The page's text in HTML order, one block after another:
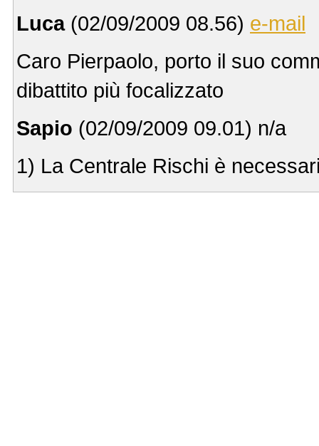
Luca(02/09/2009 08.56) e-mail
Caro Pierpaolo, porto il suo
dibattito più focalizzato
Sapio (02/09/2009 09.01) n/a
1) La Centrale Rischi è